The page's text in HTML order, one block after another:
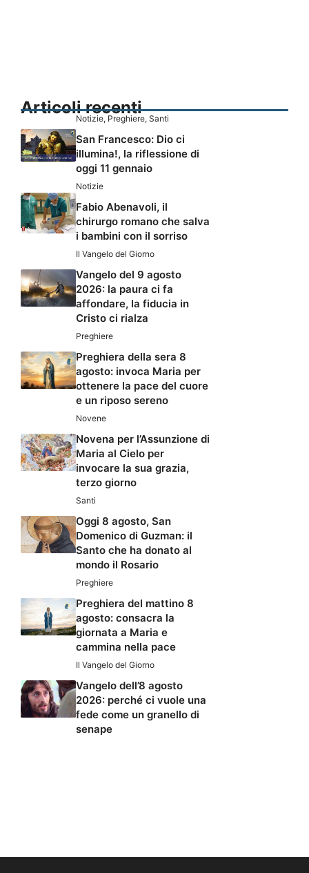
Articoli recenti
Notizie, Preghiere, Santi
San Francesco: Dio ci
illumina!, la riflessione di
oggi 11 gennaio
Notizie
Fabio Abenavoli, il
chirurgo romano che salva
i bambini con il sorriso
Il Vangelo del Giorno
Vangelo del 9 agosto
2026: la paura ci fa
affondare, la fiducia in
Cristo ci rialza
Preghiere
Preghiera della sera 8
agosto: invoca Maria per
ottenere la pace del cuore
e un riposo sereno
Novene
Novena per l’Assunzione di
Maria al Cielo per
invocare la sua grazia,
terzo giorno
Santi
Oggi 8 agosto, San
Domenico di Guzman: il
Santo che ha donato al
mondo il Rosario
Preghiere
Preghiera del mattino 8
agosto: consacra la
giornata a Maria e
cammina nella pace
Il Vangelo del Giorno
Vangelo dell’8 agosto
2026: perché ci vuole una
fede come un granello di
senape